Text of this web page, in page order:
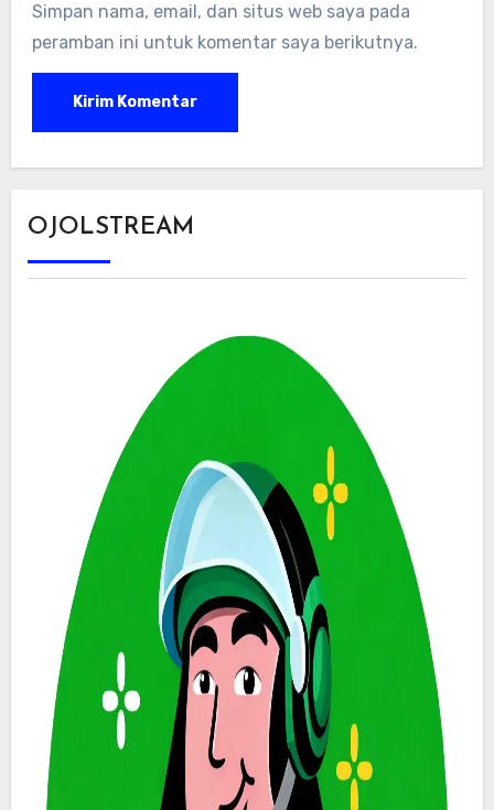
Simpan nama, email, dan situs web saya pada
peramban ini untuk komentar saya berikutnya.
OJOLSTREAM